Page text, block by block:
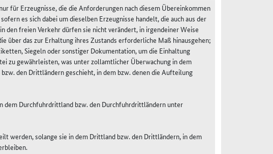
für Erzeugnisse, die die Anforderungen nach diesem Übereinkommen
es sich dabei um dieselben Erzeugnisse handelt, die auch aus der
den freien Verkehr dürfen sie nicht verändert, in irgendeiner Weise
über das zur Erhaltung ihres Zustands erforderliche Maß hinausgehen;
Siegeln oder sonstiger Dokumentation, um die Einhaltung
zu gewährleisten, was unter zollamtlicher Überwachung in dem
den Drittländern geschieht, in dem bzw. denen die Aufteilung
dem Durchfuhrdrittland bzw. den Durchfuhrdrittländern unter
werden, solange sie in dem Drittland bzw. den Drittländern, in dem